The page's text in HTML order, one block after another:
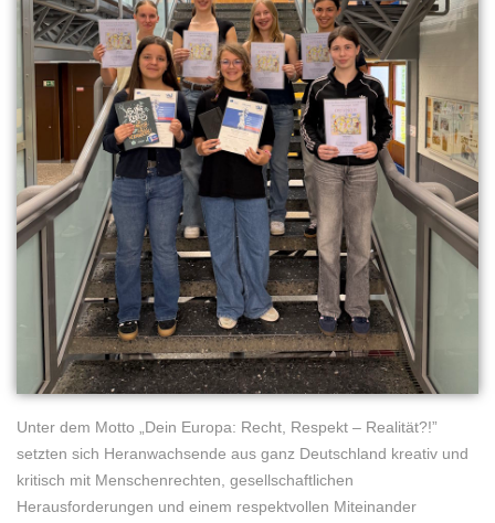
Unter dem Motto „Dein Europa: Recht, Respekt – Realität?!”
setzten sich Heranwachsende aus ganz Deutschland kreativ und
kritisch mit Menschenrechten, gesellschaftlichen
Herausforderungen und einem respektvollen Miteinander